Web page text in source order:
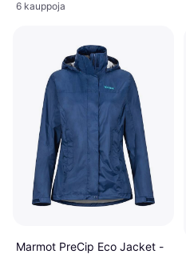
6 kauppoja
Marmot PreCip Eco Jacket -